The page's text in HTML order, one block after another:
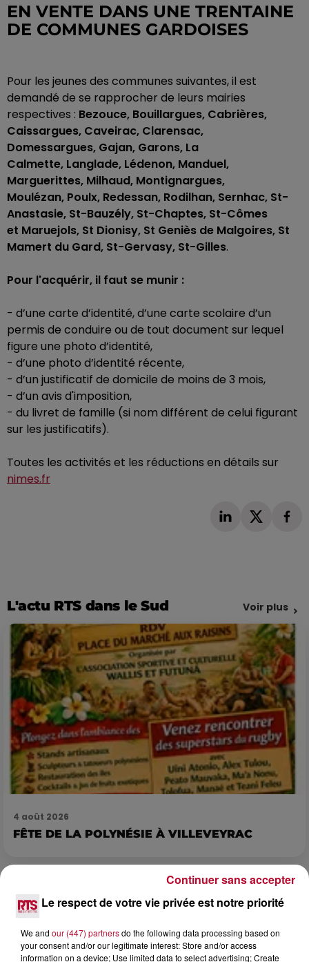
EN VENTE DANS UNE TRENTAINE
DE COMMUNES GARDOISES
Pour les jeunes des communes suivantes, il est
demandé de se rapprocher de leurs mairies
respectives : Bezouce, Bouillargues, Cabrières,
Caissargues, Caveirac, Clarensac,
Domessargues, Gajan, Garons, La
Calmette, Langlade, Lédenon, Manduel,
Marguerittes, Milhaud, Montignargues,
Moulézan, Poulx, Redessan, Rodilhan, Sernhac, St-
Anastasie, St-Bauzély, St-Chaptes, St-Cômes
et Maruejols, St Dionisy, St Geniès de Malgoires, St
Mamert du Gard, St-Gervasy, St-Gilles.
Pour l'acquérir, il faut se munir :
- d’une carte d’identité, d’une carte scolaire d’un
permis de conduire ou de tout document sur lequel
figure une photo d’identité,
- d’une photo d’identité récente,
- d’un justificatif de domicile de moins de 3 mois,
- d’un avis d'imposition,
- du livret de famille (si nom différent de celui figurant
sur les justificatifs).
Toutes les activités et les réductions en détails sur
nimes.fr
L'actu RTS dans le Sud Voir plus
4 août 2026
FÊTE DE LA POLYNÉSIE À VILLEVEYRAC
Le respect de votre vie privée est notre priorité
We and our (447) partnersdo the following data processing based on
your consent and/or our legitimate interest: Store and/or access
information on a device; Use limited data to select advertising; Create
Continuer sans accepter